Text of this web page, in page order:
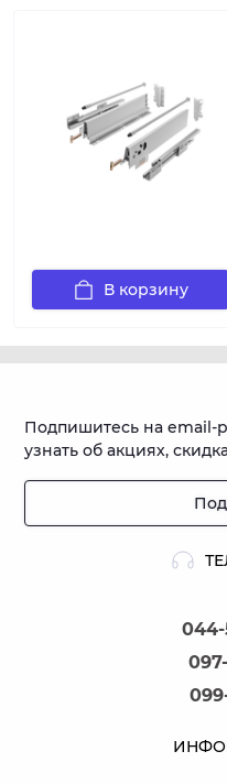
В корзину
044-
Подпишитесь на email-
узнать об акциях,